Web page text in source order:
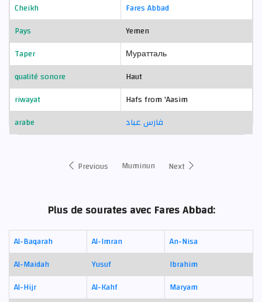
Cheikh
Fares Abbad
Pays
Yemen
Taper
Муратталь
qualité sonore
Haut
riwayat
Hafs from 'Aasim
arabe
فارس عباد
Previous Muminun Next
Plus de sourates avec Fares Abbad:
Al-Baqarah Al-Imran
An-Nisa
Al-Maidah
Yusuf
Ibrahim
Al-Hijr
Al-Kahf
Maryam